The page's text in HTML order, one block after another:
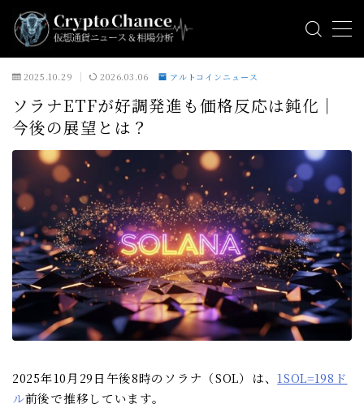
MENU
ビットコインニュース
アルトコインニュース
ミームコインニュース
相場分析
2025.10.29 2026.03.06 アルトコインニュース
ソラナETFが好調発進も価格反応は鈍化｜
今後の展望とは？
2025年10月29日午後8時のソラナ（SOL）は、 1SOL=198ド
ル前後で推移しています。